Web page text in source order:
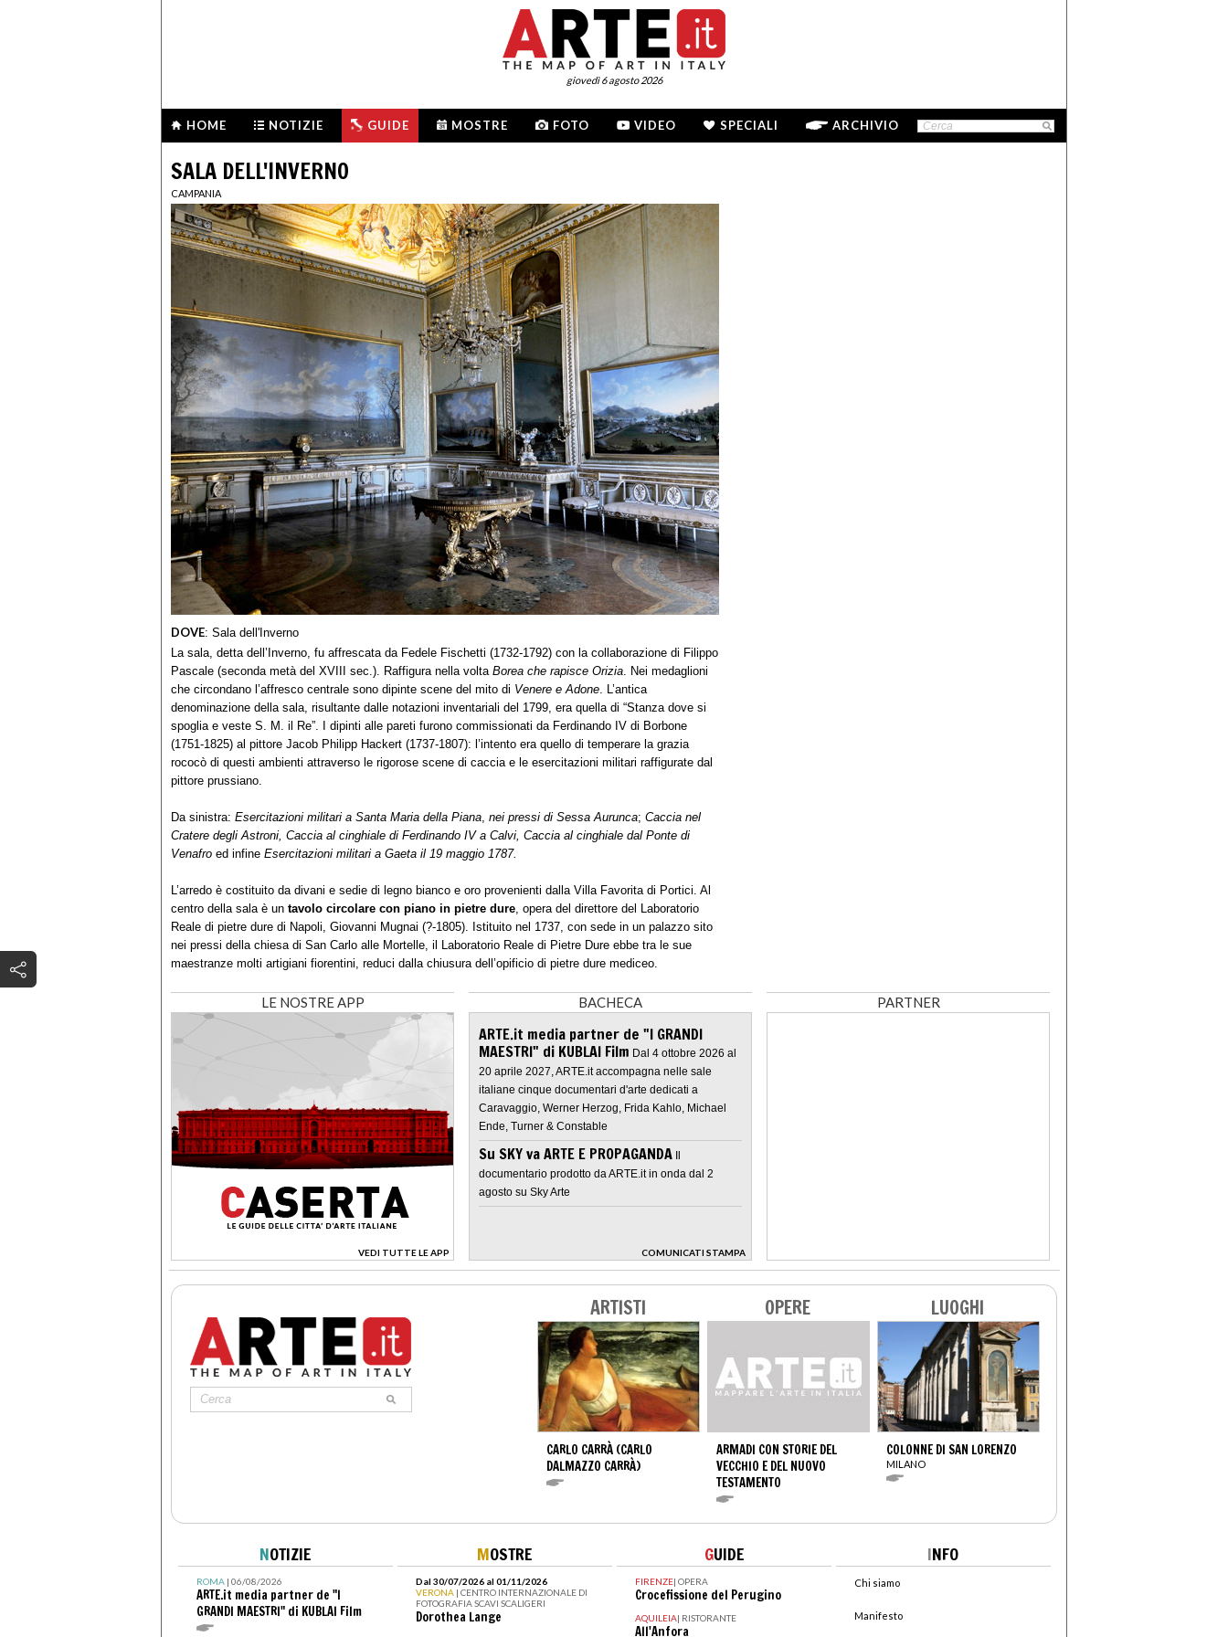
giovedì 6 agosto 2026
HOME NOTIZIE GUIDE MOSTRE FOTO VIDEO SPECIALI ARCHIVIO
SALA DELL'INVERNO
CAMPANIA
DOVE: Sala dell'Inverno
La sala, detta dell’Inverno, fu affrescata da Fedele Fischetti (1732-1792) con la collaborazione di Filippo
Pascale (seconda metà del XVIII sec.). Raffigura nella volta Borea che rapisce Orizia . Nei medaglioni
che circondano l’affresco centrale sono dipinte scene del mito di Venere e Adone . L’antica
denominazione della sala, risultante dalle notazioni inventariali del 1799, era quella di “Stanza dove si
spoglia e veste S. M. il Re”. I dipinti alle pareti furono commissionati da Ferdinando IV di Borbone
(1751-1825) al pittore Jacob Philipp Hackert (1737-1807): l’intento era quello di temperare la grazia
rococò di questi ambienti attraverso le rigorose scene di caccia e le esercitazioni militari raffigurate dal
pittore prussiano.
Da sinistra: Esercitazioni militari a Santa Maria della Piana nei pressi di Sessa Aurunca; Caccia nel
Cratere degli Astroni, Caccia al cinghiale di Ferdinando IV a Calvi, Caccia al cinghiale dal Ponte di
Venafro ed infine Esercitazioni militari a Gaeta il 19 maggio 1787.
L’arredo è costituito da divani e sedie di legno bianco e oro provenienti dalla Villa Favorita di Portici. Al
centro della sala è un tavolo circolare con piano in pietre dure , opera del direttore del Laboratorio
Reale di pietre dure di Napoli, Giovanni Mugnai (?-1805). Istituito nel 1737, con sede in un palazzo sito
nei pressi della chiesa di San Carlo alle Mortelle, il Laboratorio Reale di Pietre Dure ebbe tra le sue
maestranze molti artigiani fiorentini, reduci dalla chiusura dell’opificio di pietre dure mediceo.
LE NOSTRE APP
VEDI TUTTE LE APP
>
BACHECA
ARTE.it media partner de "I GRANDI
MAESTRI" di KUBLAI Film Dal 4 ottobre 2026 al
20 aprile 2027, ARTE.it accompagna nelle sale
italiane cinque documentari d'arte dedicati a
Caravaggio, Werner Herzog, Frida Kahlo, Michael
Ende, Turner & Constable
Su SKY va ARTE E PROPAGANDA Il
documentario prodotto da ARTE.it in onda dal 2
agosto su Sky Arte
COMUNICATI STAMPA
>
PARTNER
ARTISTI
CARLO CARRÀ (CARLO
DALMAZZO CARRÀ)
OPERE
ARMADI CON STORIE DEL
VECCHIO E DEL NUOVO
TESTAMENTO
LUOGHI
COLONNE DI SAN LORENZO
MILANO
NOTIZIE
ROMA| 06/08/2026
ARTE.it media partner de "I
GRANDI MAESTRI" di KUBLAI Film
MOSTRE
Dal 30/07/2026 al 01/11/2026
VERONA | CENTRO INTERNAZIONALE DI
FOTOGRAFIA SCAVI SCALIGERI
Dorothea Lange
GUIDE
FIRENZE| OPERA
Crocefissione del Perugino
AQUILEIA| RISTORANTE
All'Anfora
INFO
Chi siamo
Manifesto